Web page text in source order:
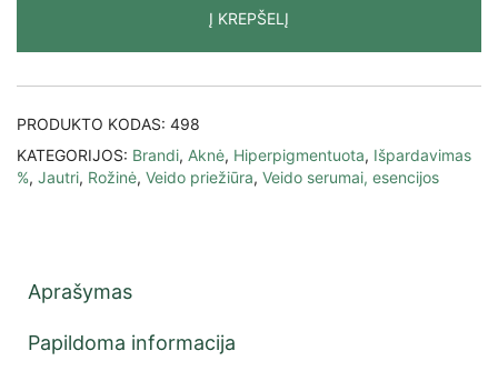
Į KREPŠELĮ
PRODUKTO KODAS: 498
KATEGORIJOS: Brandi, Aknė, Hiperpigmentuota, Išpardavimas
%, Jautri, Rožinė, Veido priežiūra, Veido serumai, esencijos
Aprašymas
Papildoma informacija